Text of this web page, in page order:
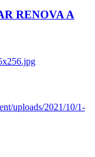
RENOVA A
uploads/2021/10/1-